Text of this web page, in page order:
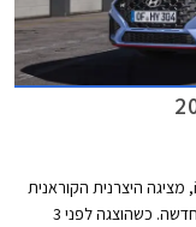
כחצי שנה לאחר שנחשפה מתיחת הפנים ליונדאי i30, מציגה היצרנית הקוראנית
את הגרסה הספורטיבית המעודכנת - יונדאי i30 N החדשה. כשהוצגה לפני 3